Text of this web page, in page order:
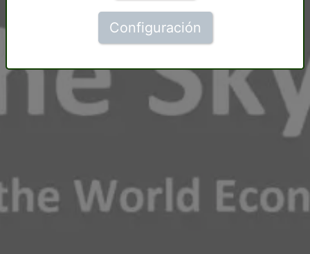
Configuración